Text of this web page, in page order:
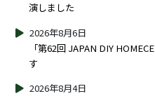
演しました
「第62回 JAPAN DIY
す
2026年8月6日
2026年8月4日